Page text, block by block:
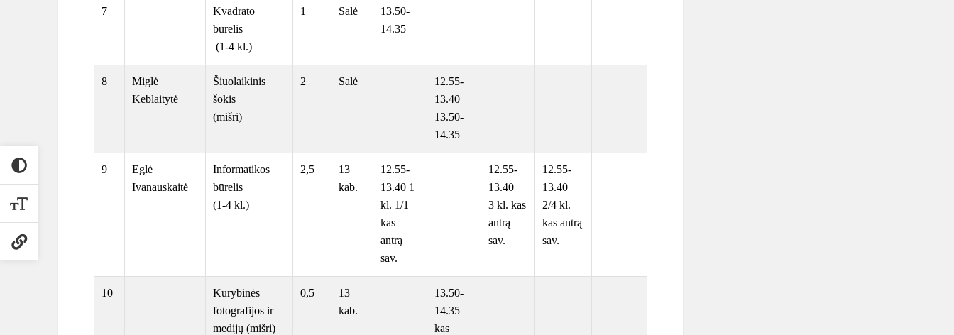
7
Kvadrato
būrelis
(1-4 kl.)
1 Salė
13.50-
14.35
8
Miglė
Keblaitytė
Šiuolaikinis
šokis
(mišri)
2 Salė
12.55-
13.40
13.50-
14.35
9
Eglė
Ivanauskaitė
Informatikos
būrelis
(1-4 kl.)
2,5
13
kab.
12.55-
13.40 1
kl. 1/1
kas
antrą
sav.
12.55-
13.40
3 kl. kas
antrą
sav.
12.55-
13.40
2/4 kl.
kas antrą
sav.
10
Kūrybinės
fotografijos ir
medijų (mišri)
0,5
13
kab.
13.50-
14.35
kas